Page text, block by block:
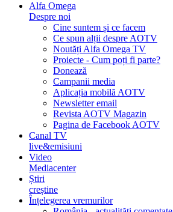
Alfa Omega
Despre noi
Cine suntem și ce facem
Ce spun alții despre AOTV
Noutăți Alfa Omega TV
Proiecte - Cum poți fi parte?
Donează
Campanii media
Aplicația mobilă AOTV
Newsletter email
Revista AOTV Magazin
Pagina de Facebook AOTV
Canal TV
live&emisiuni
Video
Mediacenter
Știri
creștine
Înțelegerea vremurilor